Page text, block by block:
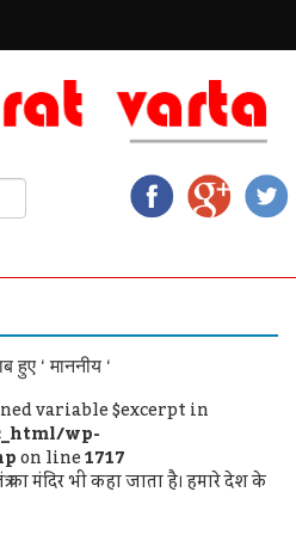
‘ माननीय ‘
variable $excerpt in
wp-
on line1717
का मंदिर भी कहा जाता है। हमारे देश के